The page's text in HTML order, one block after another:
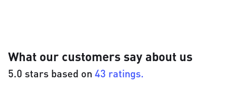
What our customers say about us
5.0 stars based on 43 ratings.